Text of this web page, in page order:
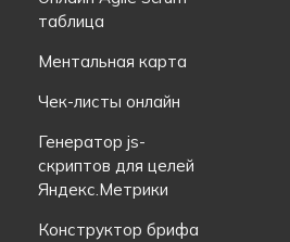
таблица
Ментальная карта
Чек-листы онлайн
Генератор js-
скриптов для целей
Яндекс.Метрики
Конструктор брифа